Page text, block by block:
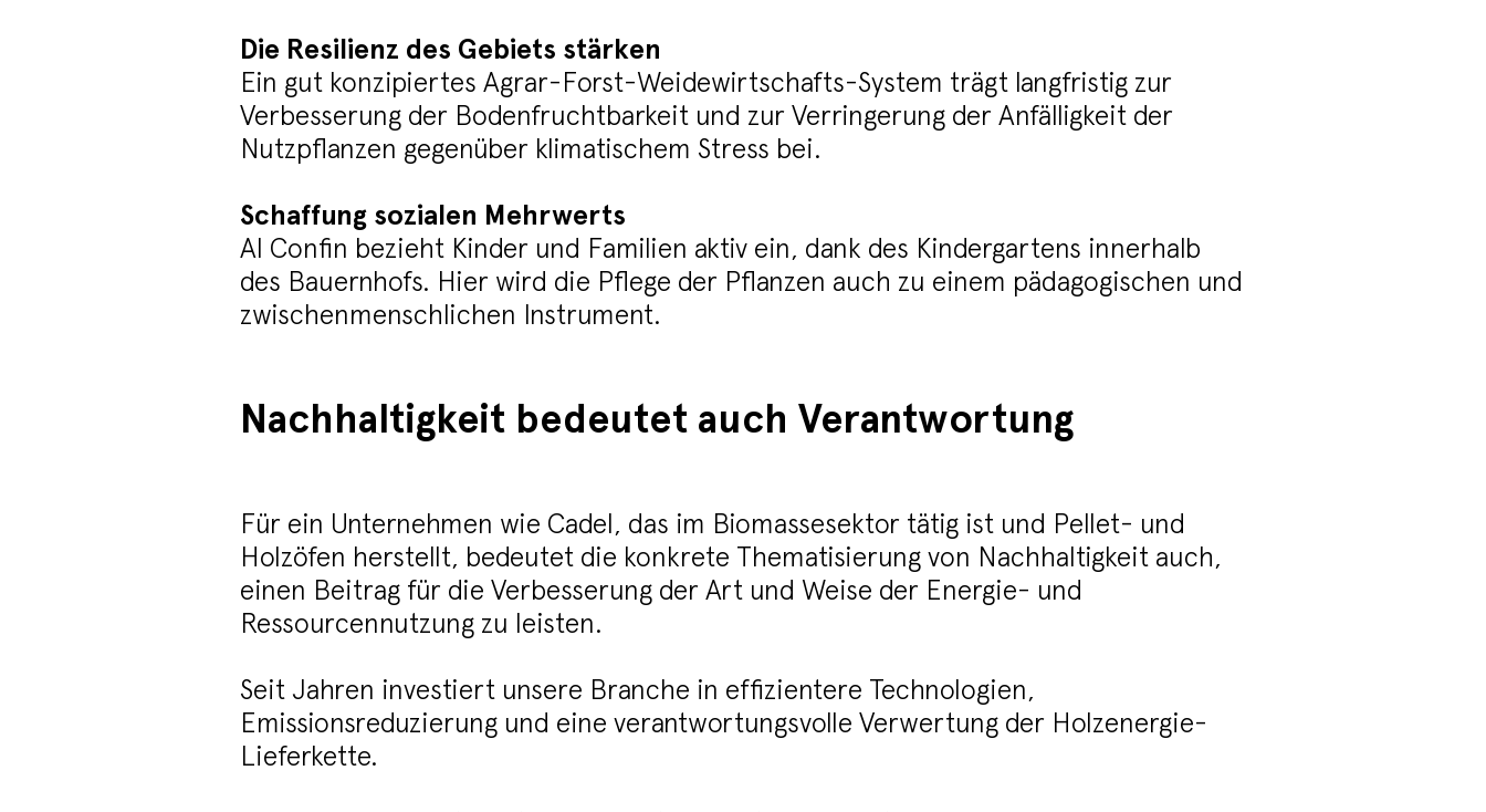
Die Resilienz des Gebiets stärken
Ein gut konzipiertes Agrar-Forst-Weidewirtschafts-System trägt langfristig zur
Verbesserung der Bodenfruchtbarkeit und zur Verringerung der Anfälligkeit der
Nutzpflanzen gegenüber klimatischem Stress bei.
Schaffung sozialen Mehrwerts
Al Confin bezieht Kinder und Familien aktiv ein, dank des Kindergartens innerhalb
des Bauernhofs. Hier wird die Pflege der Pflanzen auch zu einem pädagogischen und
zwischenmenschlichen Instrument.
Nachhaltigkeit bedeutet auch Verantwortung
Für ein Unternehmen wie Cadel, das im Biomassesektor tätig ist und Pellet- und
Holzöfen herstellt, bedeutet die konkrete Thematisierung von Nachhaltigkeit auch,
einen Beitrag für die Verbesserung der Art und Weise der Energie- und
Ressourcennutzung zu leisten.
Seit Jahren investiert unsere Branche in effizientere Technologien,
Emissionsreduzierung und eine verantwortungsvolle Verwertung der Holzenergie-
Lieferkette.